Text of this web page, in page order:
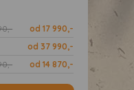
od 17 990,-
od 37 990,-
od 14 870,-